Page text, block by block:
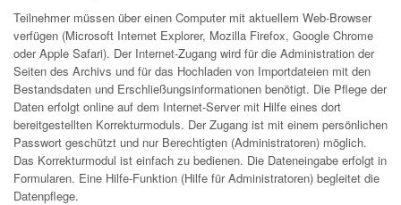
Teilnehmer müssen über einen Computer mit aktuellem Web-Browser
verfügen (Microsoft Internet Explorer, Mozilla Firefox, Google Chrome
oder Apple Safari). Der Internet-Zugang wird für die Administration der
Seiten des Archivs und für das Hochladen von Importdateien mit den
Bestandsdaten und Erschließungsinformationen benötigt. Die Pflege der
Daten erfolgt online auf dem Internet-Server mit Hilfe eines dort
bereitgestellten Korrekturmoduls. Der Zugang ist mit einem persönlichen
Passwort geschützt und nur Berechtigten (Administratoren) möglich.
Das Korrekturmodul ist einfach zu bedienen. Die Dateneingabe erfolgt in
Formularen. Eine Hilfe-Funktion (Hilfe für Administratoren) begleitet die
Datenpflege.